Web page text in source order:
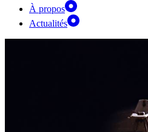
À propos
Actualités